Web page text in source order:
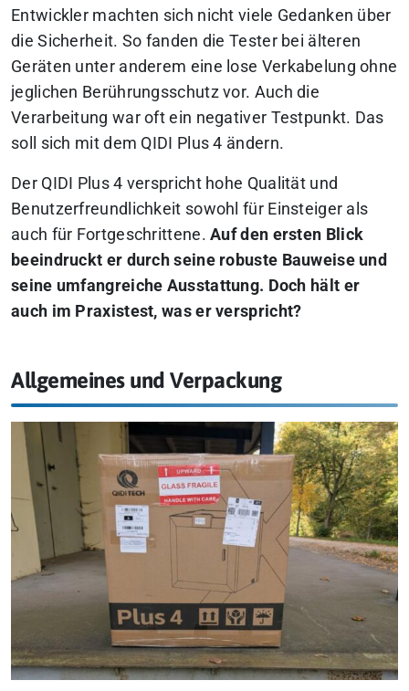
Entwickler machten sich nicht viele Gedanken über
die Sicherheit. So fanden die Tester bei älteren
Geräten unter anderem eine lose Verkabelung ohne
jeglichen Berührungsschutz vor. Auch die
Verarbeitung war oft ein negativer Testpunkt. Das
soll sich mit dem QIDI Plus 4 ändern.
Der QIDI Plus 4 verspricht hohe Qualität und
Benutzerfreundlichkeit sowohl für Einsteiger als
auch für Fortgeschrittene.Auf den ersten Blick
beeindruckt er durch seine robuste Bauweise und
seine umfangreiche Ausstattung. Doch hält er
auch im Praxistest, was er verspricht?
Allgemeines und Verpackung